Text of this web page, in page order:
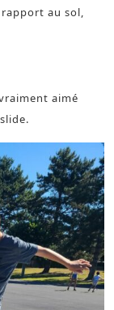
au sol,
aimé